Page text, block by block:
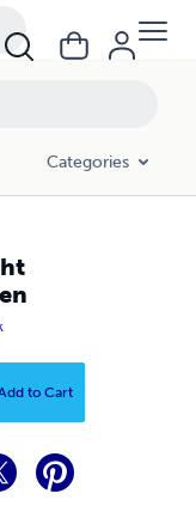
Categories
to Cart